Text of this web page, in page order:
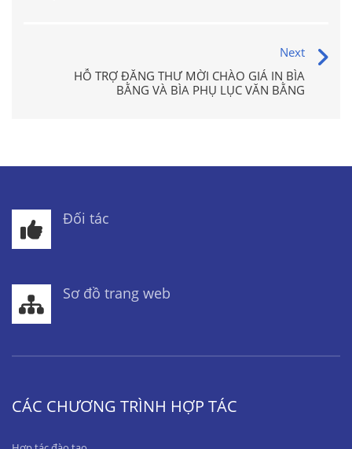
Next
HỖ TRỢ ĐĂNG THƯ MỜI CHÀO GIÁ IN BÌA
BẰNG VÀ BÌA PHỤ LỤC VĂN BẰNG
Đối tác
Sơ đồ trang web
CÁC CHƯƠNG TRÌNH HỢP TÁC